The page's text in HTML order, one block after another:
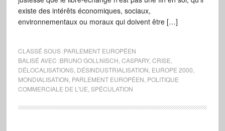
existe des intérêts économiques, sociaux,
environnementaux ou moraux qui doivent être […]
CLASSÉ SOUS :PARLEMENT EUROPÉEN
BALISÉ AVEC :BRUNO GOLLNISCH CASPARY, CRISE
DÉLOCALISATIONS, DÉSINDUSTRIALISATION EUROPE 2000
MONDIALISATION PARLEMENT EUROPÉEN POLITIQUE
COMMERCIALE DE L'UE SPÉCULATION